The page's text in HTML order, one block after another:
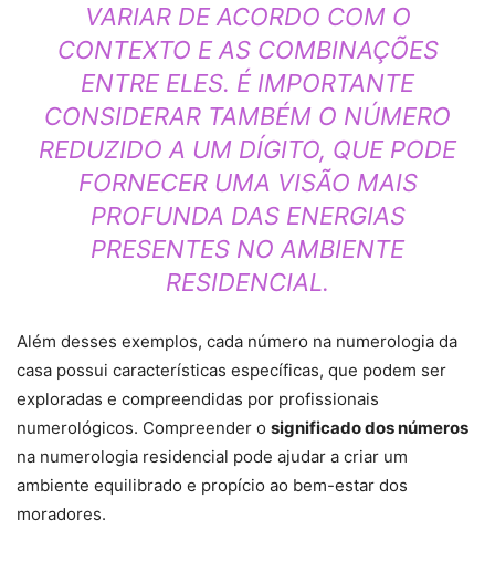
VARIAR DE ACORDO COM O
CONTEXTO E AS COMBINAÇÕES
ENTRE ELES. É IMPORTANTE
CONSIDERAR TAMBÉM O NÚMERO
REDUZIDO A UM DÍGITO, QUE PODE
FORNECER UMA VISÃO MAIS
PROFUNDA DAS ENERGIAS
PRESENTES NO AMBIENTE
RESIDENCIAL.
Além desses exemplos, cada número na numerologia da
casa possui características específicas, que podem ser
exploradas e compreendidas por profissionais
numerológicos. Compreender o significado dos números
na numerologia residencial pode ajudar a criar um
ambiente equilibrado e propício ao bem-estar dos
moradores.